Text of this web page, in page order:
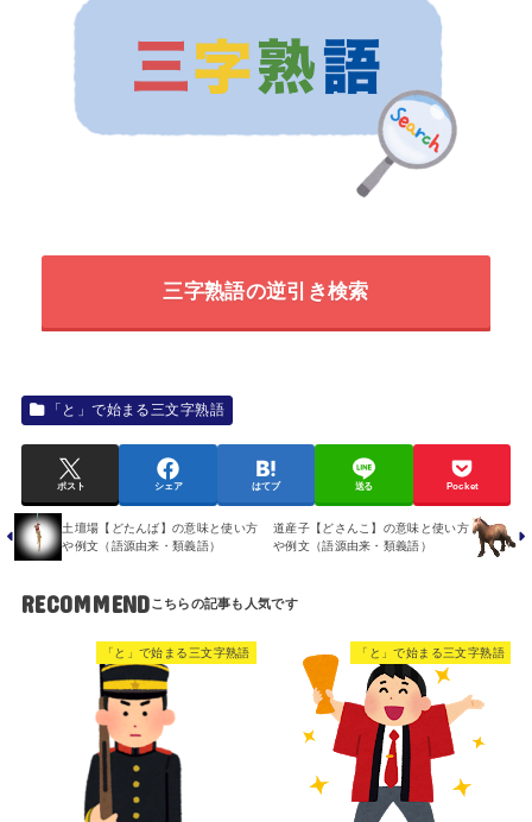
三字熟語の逆引き検索
「と」で始まる三文字熟語
ポスト シェア はてブ 送る Pocket
土壇場【どたんば】の意味と使い方
や例文（語源由来・類義語）
道産子【どさんこ】の意味と使い方
や例文（語源由来・類義語）
RECOMMEND
「と」で始まる三文字熟語 「と」で始まる三文字熟語